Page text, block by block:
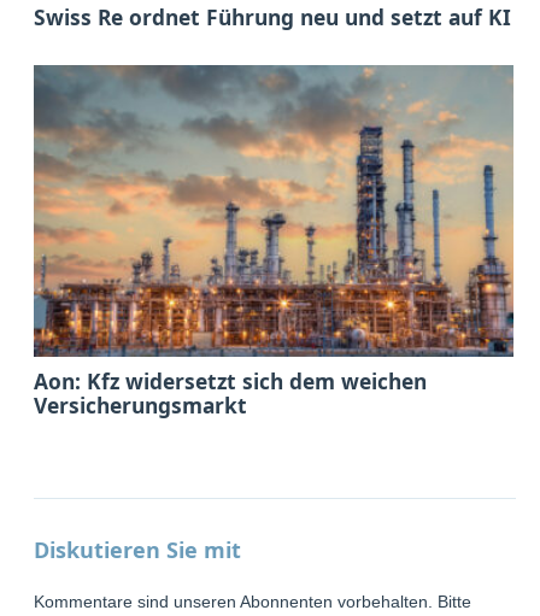
Swiss Re ordnet Führung neu und setzt auf KI
Aon: Kfz widersetzt sich dem weichen
Versicherungsmarkt
Diskutieren Sie mit
Kommentare sind unseren Abonnenten vorbehalten. Bitte